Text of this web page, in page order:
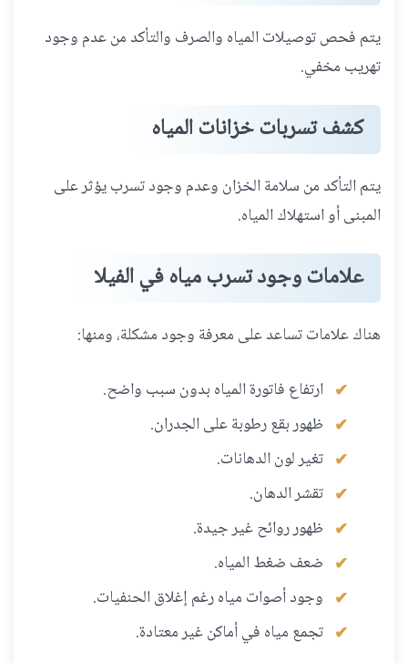
يتم فحص توصيلات المياه والصرف والتأكد من عدم وجود
تهريب مخفي.
كشف تسربات خزانات المياه
يتم التأكد من سلامة الخزان وعدم وجود تسرب يؤثر على
المبنى أو استهلاك المياه.
علامات وجود تسرب مياه في الفيلا
هناك علامات تساعد على معرفة وجود مشكلة، ومنها:
ارتفاع فاتورة المياه بدون سبب واضح.
ظهور بقع رطوبة على الجدران.
تغير لون الدهانات.
تقشر الدهان.
ظهور روائح غير جيدة.
ضعف ضغط المياه.
وجود أصوات مياه رغم إغلاق الحنفيات.
تجمع مياه في أماكن غير معتادة.